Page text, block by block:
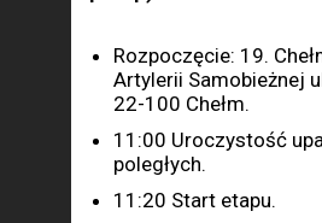
Rozpoczęcie: 19.
Artylerii Samobieżnej
22-100 Chełm.
11:00 Uroczystość
poległych.
11:20 Start etapu.